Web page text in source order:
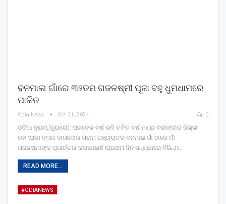
ବନମାଲ ଗାଁରେ ୩୨ତମ ଗଜଳଷ୍ମୀ ପୂଜା ବହୁ ଧୁମଧାମରେ
ପାଳିତ
Odia News Oct 21, 2024 0
ଓଡ଼ିଆ ନ୍ୟୁଜ,(ବ୍ୟୁରୋ): ପ୍ରତେକ ବର୍ଷ ଭଳି ଚଳିତ ବର୍ଷ ମଧ୍ୟ ବଲାଙ୍ଗୀର ଜିଲ୍ଲା
ବେଲପଡା ବ୍ଲକ ବାଗଦୋର ଗ୍ରାମ ପଞ୍ଚାୟତର ବନମାଲ ଗାଁ ଠାରେ ମାଁ
ଗଜଳଷ୍ମୀଙ୍କ ପୂଜାର୍ଚ୍ଚନା କରାଯାଇଛି।ପ୍ରଥମ ଦିନ ସନ୍ଧ୍ୟାରେ ବିଭିନ୍ନ…
READ MORE...
#ODIANEWS